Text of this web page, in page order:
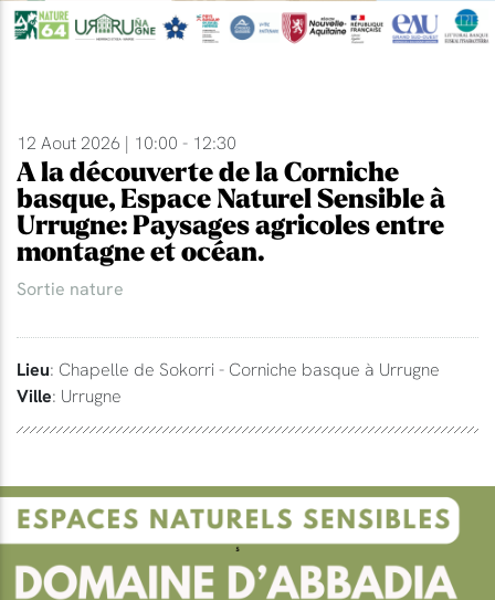
12 Aout 2026 | 10:00 - 12:30
A la découverte de la Corniche
basque, Espace Naturel Sensible à
Urrugne: Paysages agricoles entre
montagne et océan.
Sortie nature
Lieu: Chapelle de Sokorri - Corniche basque à Urrugne
Ville: Urrugne